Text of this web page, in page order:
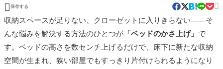
 保存する 
収納スペースが足りない、クローゼットに入りきらない——そ
んな悩みを解決する方法のひとつが 「ベッドのかさ上げ」 で
す。ベッドの高さを数センチ上げるだけで、床下に新たな収納
空間が生まれ、狭い部屋でもすっきり片付けられるようになり